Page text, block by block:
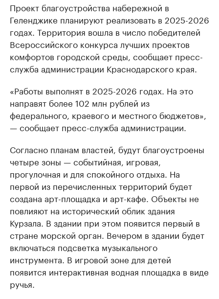
Проект благоустройства набережной в
Геленджике планируют реализовать в 2025-2026
годах. Территория вошла в число победителей
Всероссийского конкурса лучших проектов
комфортов городской среды, сообщает пресс-
служба администрации Краснодарского края.
«Работы выполнят в 2025-2026 годах. На это
направят более 102 млн рублей из
федерального, краевого и местного бюджетов»,
— сообщает пресс-служба администрации.
Согласно планам властей, будут благоустроены
четыре зоны — событийная, игровая,
прогулочная и для спокойного отдыха. На
первой из перечисленных территорий будет
создана арт-площадка и арт-кафе. Объекты не
повлияют на исторический облик здания
Курзала. В здании при этом появится первый в
стране морской орган. Вечером в здании будет
включаться подсветка музыкального
инструмента. В игровой зоне для детей
появится интерактивная водная площадка в виде
ручья.